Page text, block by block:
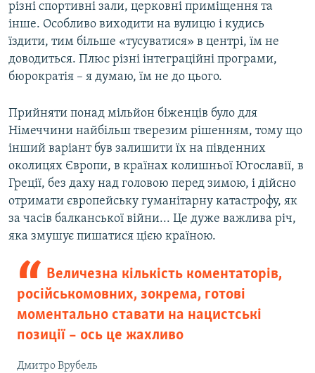
різні спортивні зали, церковні приміщення та
інше. Особливо виходити на вулицю і кудись
їздити, тим більше «тусуватися» в центрі, їм не
доводиться. Плюс різні інтеграційні програми,
бюрократія – я думаю, їм не до цього.
Прийняти понад мільйон біженців було для
Німеччини найбільш тверезим рішенням, тому що
інший варіант був залишити їх на південних
околицях Європи, в країнах колишньої Югославії, в
Греції, без даху над головою перед зимою, і дійсно
отримати європейську гуманітарну катастрофу, як
за часів балканської війни... Це дуже важлива річ,
яка змушує пишатися цією країною.
Величезна кількість коментаторів,
російськомовних, зокрема, готові
моментально ставати на нацистські
позиції – ось це жахливо
Дмитро Врубель